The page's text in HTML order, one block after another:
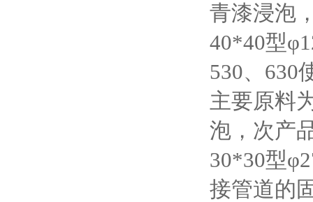
青漆浸泡
40*40型
530、630
主要原料
泡，次产
30*30型
接管道的